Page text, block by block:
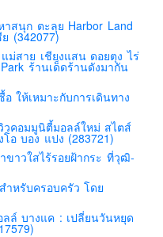
สนุก ตะลุย Harbor Land
(342077)
ม่สาย เชียงแสน ดอยตุง ไร่
ร้านเด็ดร้านดังมากัน
ให้เหมาะกับการเดินทาง
วคอมมูนิตี้มอลล์ใหม่ สไตส์
อ บอง แปง (283721)
าวใสไร้รอยฝ้ากระ ที่วุฒิ-
หรับครอบครัว โดย
ลล์ บางแค : เปลี่ยนวันหยุด